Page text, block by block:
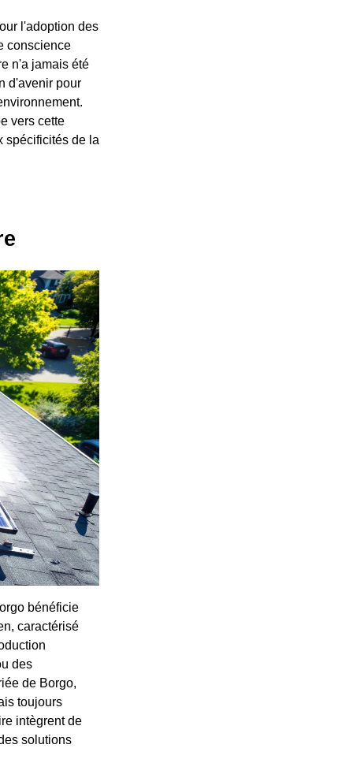
l'adoption des
conscience
n'a jamais été
d'avenir pour
vers cette
spécificités de la
bénéficie
caractérisé
des
de Borgo,
toujours
intègrent de
solutions